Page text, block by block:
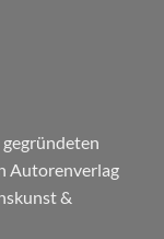
Autorenverlag
&